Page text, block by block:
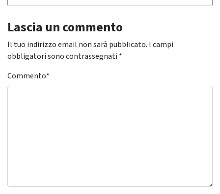
Lascia un commento
Il tuo indirizzo email non sarà pubblicato. I campi
obbligatori sono contrassegnati *
Commento*